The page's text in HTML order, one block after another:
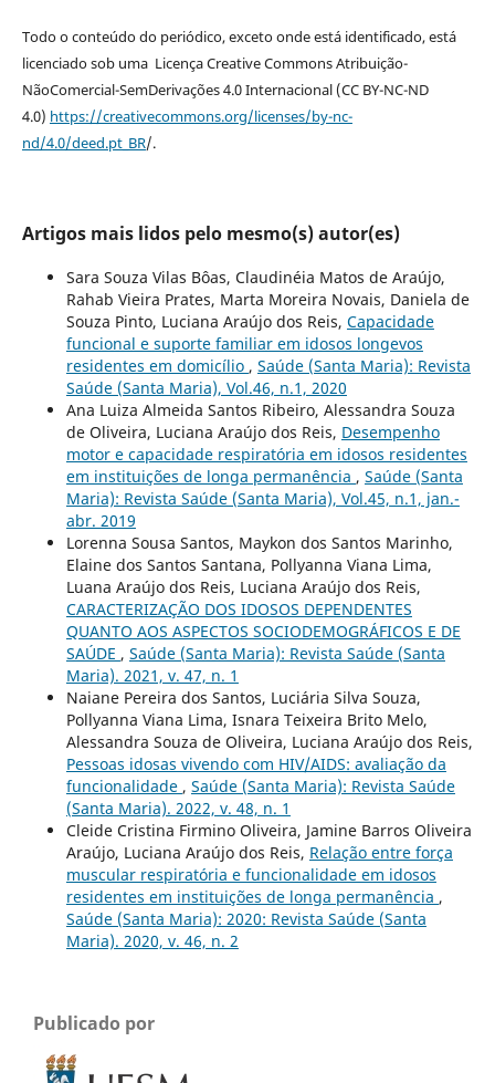
Todo o conteúdo do periódico, exceto onde está identificado, está
licenciado sob uma Licença Creative Commons Atribuição-
NãoComercial-SemDerivações 4.0 Internacional (CC BY-NC-ND
4.0) https://creativecommons.org/licenses/by-nc-
nd/4.0/deed.pt_BR/.
Artigos mais lidos pelo mesmo(s) autor(es)
Sara Souza Vilas Bôas, Claudinéia Matos de Araújo,
Rahab Vieira Prates, Marta Moreira Novais, Daniela de
Souza Pinto, Luciana Araújo dos Reis, Capacidade
funcional e suporte familiar em idosos longevos
residentes em domicílio , Saúde (Santa Maria): Revista
Saúde (Santa Maria), Vol.46, n.1, 2020
Ana Luiza Almeida Santos Ribeiro, Alessandra Souza
de Oliveira, Luciana Araújo dos Reis, Desempenho
motor e capacidade respiratória em idosos residentes
em instituições de longa permanência , Saúde (Santa
Maria): Revista Saúde (Santa Maria), Vol.45, n.1, jan.-
abr. 2019
Lorenna Sousa Santos, Maykon dos Santos Marinho,
Elaine dos Santos Santana, Pollyanna Viana Lima,
Luana Araújo dos Reis, Luciana Araújo dos Reis,
CARACTERIZAÇÃO DOS IDOSOS DEPENDENTES
QUANTO AOS ASPECTOS SOCIODEMOGRÁFICOS E DE
SAÚDE , Saúde (Santa Maria): Revista Saúde (Santa
Maria). 2021, v. 47, n. 1
Naiane Pereira dos Santos, Luciária Silva Souza,
Pollyanna Viana Lima, Isnara Teixeira Brito Melo,
Alessandra Souza de Oliveira, Luciana Araújo dos Reis,
Pessoas idosas vivendo com HIV/AIDS: avaliação da
funcionalidade , Saúde (Santa Maria): Revista Saúde
(Santa Maria). 2022, v. 48, n. 1
Cleide Cristina Firmino Oliveira, Jamine Barros Oliveira
Araújo, Luciana Araújo dos Reis, Relação entre força
muscular respiratória e funcionalidade em idosos
residentes em instituições de longa permanência ,
Saúde (Santa Maria): 2020: Revista Saúde (Santa
Maria). 2020, v. 46, n. 2
Publicado por